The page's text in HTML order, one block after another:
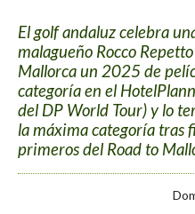
El golf andaluz celebra
malagueño Rocco
Mallorca un 2025 de
categoría en el
del DP World Tour) y lo
la máxima categoría tras
primeros del Road to